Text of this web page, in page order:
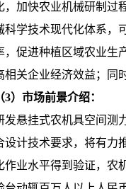
，加快农业机械研制过
科学技术现代化体系，
，促进种植区域农业生
相关企业经济效益；同
（3）市场前景介绍：
发悬挂式农机具空间测
设计技术要求，将有力
作业水平得到验证，农